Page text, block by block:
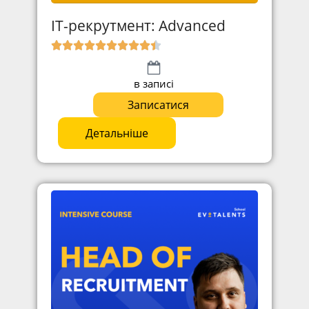
ІТ-рекрутмент: Advanced
в записі
Записатися
Детальніше